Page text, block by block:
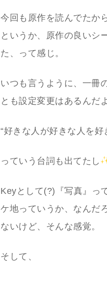
今回も原作を読んでたか
というか、原作の良いシ
た、って感じ。
いつも言うように、一冊
とも設定変更はあるんだ
“好きな人が好きな人を好
っていう台詞も出てたし
Keyとして(?)『写真』っ
ケ地っていうか、なんだ
ないけど、そんな感覚。
そして、